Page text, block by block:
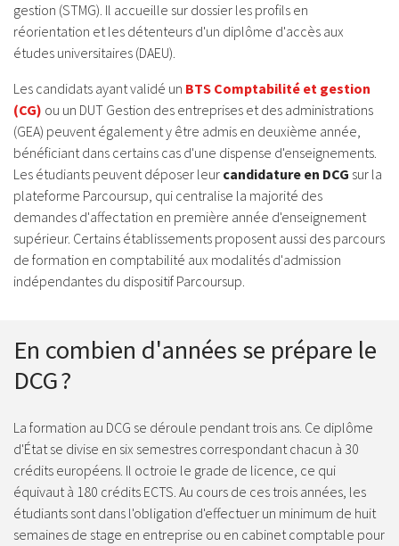
gestion (STMG). Il accueille sur dossier les profils en
réorientation et les détenteurs d'un diplôme d'accès aux
études universitaires (DAEU).
Les candidats ayant validé un BTS Comptabilité et gestion
(CG) ou un DUT Gestion des entreprises et des administrations
(GEA) peuvent également y être admis en deuxième année,
bénéficiant dans certains cas d'une dispense d'enseignements.
Les étudiants peuvent déposer leur candidature en DCG sur la
plateforme Parcoursup, qui centralise la majorité des
demandes d'affectation en première année d'enseignement
supérieur. Certains établissements proposent aussi des parcours
de formation en comptabilité aux modalités d'admission
indépendantes du dispositif Parcoursup.
En combien d'années se prépare le
DCG ?
La formation au DCG se déroule pendant trois ans. Ce diplôme
d'État se divise en six semestres correspondant chacun à 30
crédits européens. Il octroie le grade de licence, ce qui
équivaut à 180 crédits ECTS. Au cours de ces trois années, les
étudiants sont dans l'obligation d'effectuer un minimum de huit
semaines de stage en entreprise ou en cabinet comptable pour